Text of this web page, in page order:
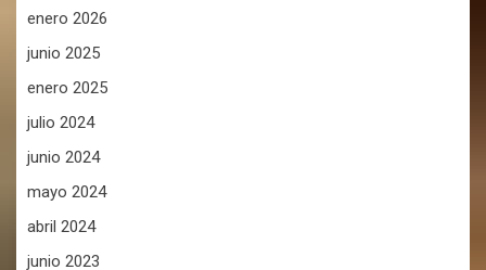
enero 2026
junio 2025
enero 2025
julio 2024
junio 2024
mayo 2024
abril 2024
junio 2023